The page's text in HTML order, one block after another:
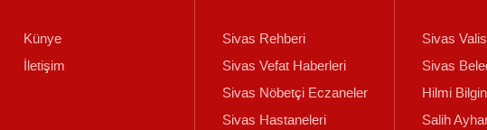
Künye
İletişim
Sivas Rehberi
Sivas Vefat Haberleri
Sivas Nöbetçi Eczaneler
Sivas Hastaneleri
Sivas
Sivas
Hilmi
Salih